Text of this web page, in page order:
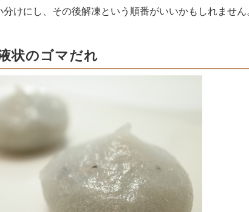
けにし、その後解凍という順番がいいかもしれません
状のゴマだれ